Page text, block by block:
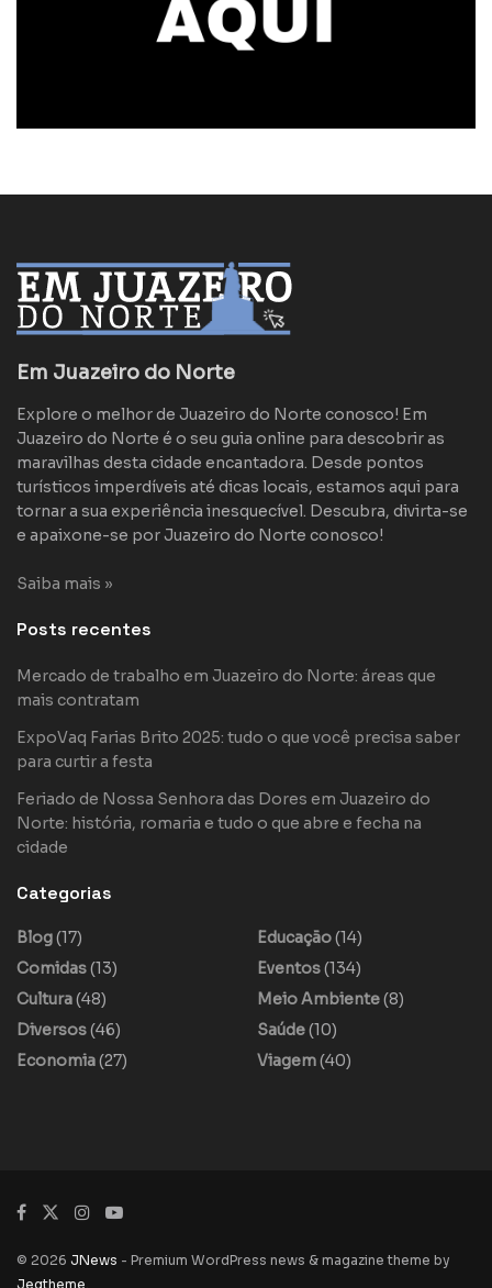
Em Juazeiro do Norte
Explore o melhor de Juazeiro do Norte conosco! Em
Juazeiro do Norte é o seu guia online para descobrir as
maravilhas desta cidade encantadora. Desde pontos
turísticos imperdíveis até dicas locais, estamos aqui para
tornar a sua experiência inesquecível. Descubra, divirta-se
e apaixone-se por Juazeiro do Norte conosco!
Saiba mais »
Posts recentes
Mercado de trabalho em Juazeiro do Norte: áreas que
mais contratam
ExpoVaq Farias Brito 2025: tudo o que você precisa saber
para curtir a festa
Feriado de Nossa Senhora das Dores em Juazeiro do
Norte: história, romaria e tudo o que abre e fecha na
cidade
Categorias
Blog(17)
Comidas(13)
Cultura(48)
Diversos(46)
Economia(27)
Educação(14)
Eventos(134)
Meio Ambiente(8)
Saúde(10)
Viagem(40)
© 2026 JNews - Premium WordPress news & magazine theme by
Jegtheme